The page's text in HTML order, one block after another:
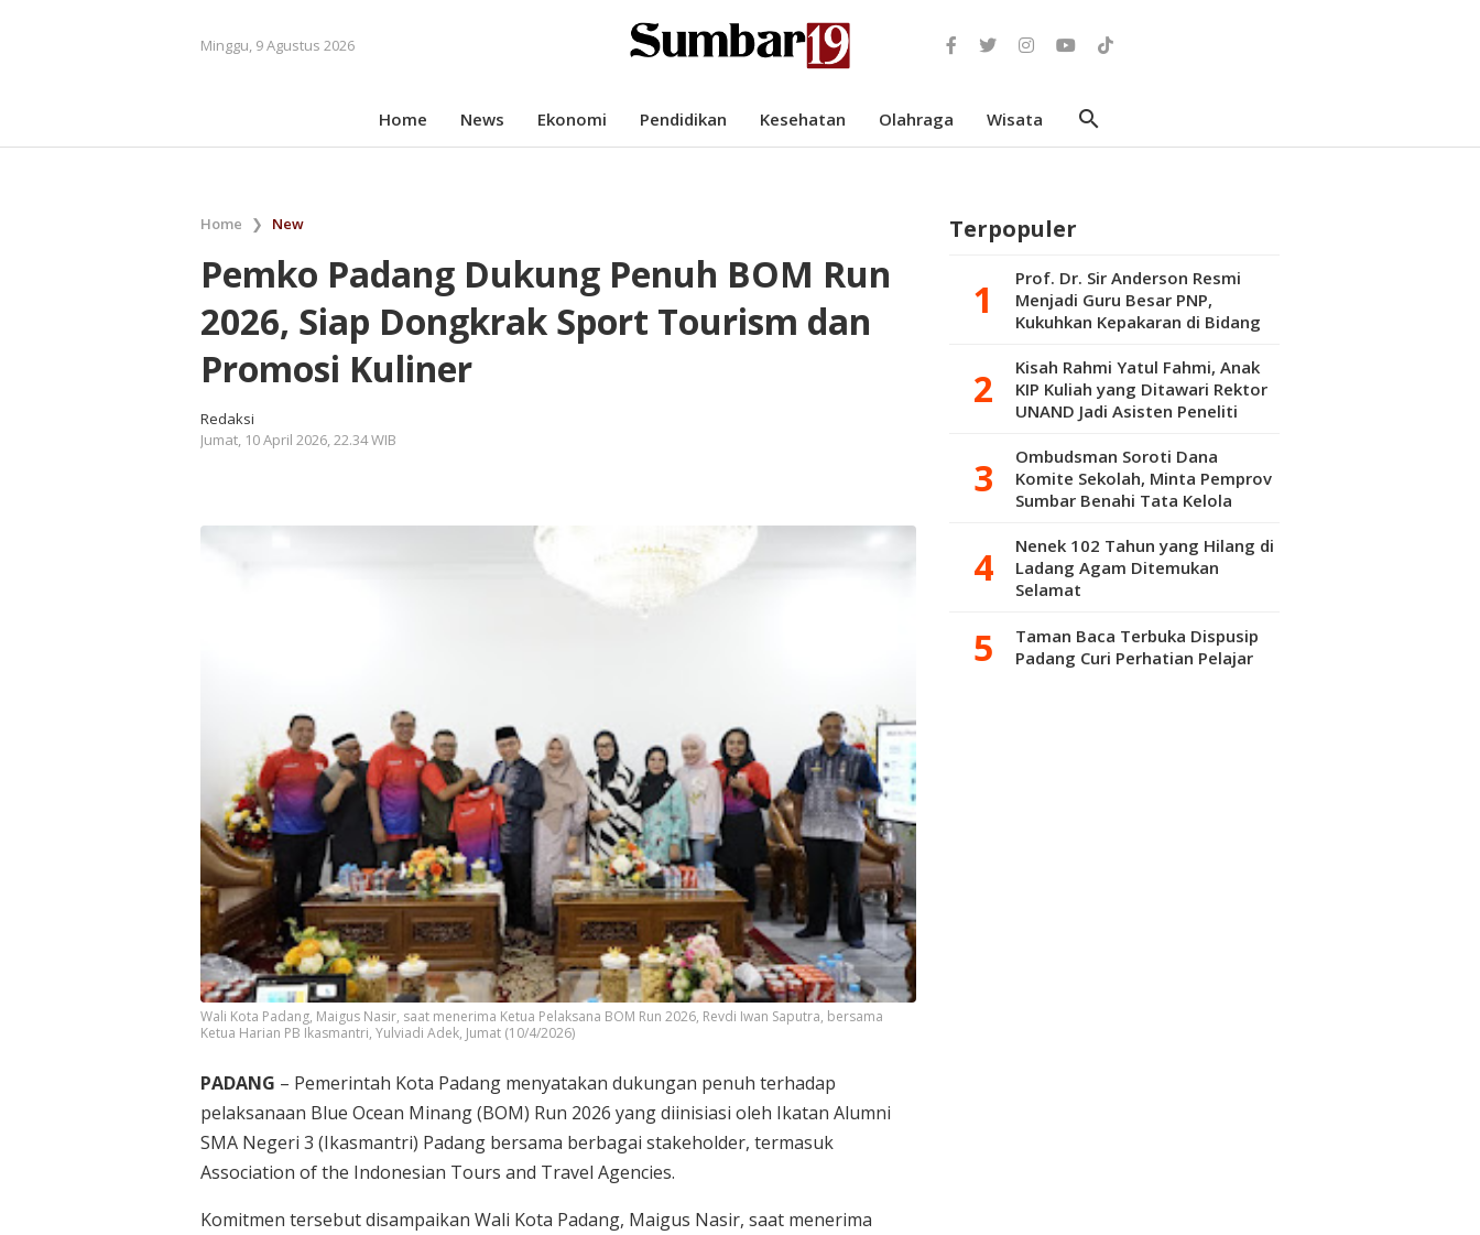
Minggu, 9 Agustus 2026
Home News Ekonomi Pendidikan Kesehatan Olahraga Wisata search
Home ❯ New
Pemko Padang Dukung Penuh BOM Run
2026, Siap Dongkrak Sport Tourism dan
Promosi Kuliner
Redaksi
Jumat, 10 April 2026, 22.34 WIB
Wali Kota Padang, Maigus Nasir, saat menerima Ketua Pelaksana BOM Run 2026, Revdi Iwan Saputra, bersama
Ketua Harian PB Ikasmantri, Yulviadi Adek, Jumat (10/4/2026)
PADANG – Pemerintah Kota Padang menyatakan dukungan penuh terhadap
pelaksanaan Blue Ocean Minang (BOM) Run 2026 yang diinisiasi oleh Ikatan Alumni
SMA Negeri 3 (Ikasmantri) Padang bersama berbagai stakeholder, termasuk
Association of the Indonesian Tours and Travel Agencies.
Komitmen tersebut disampaikan Wali Kota Padang, Maigus Nasir, saat menerima
Terpopuler
Prof. Dr. Sir Anderson Resmi
Menjadi Guru Besar PNP,
Kukuhkan Kepakaran di Bidang
Kisah Rahmi Yatul Fahmi, Anak
KIP Kuliah yang Ditawari Rektor
UNAND Jadi Asisten Peneliti
Ombudsman Soroti Dana
Komite Sekolah, Minta Pemprov
Sumbar Benahi Tata Kelola
Nenek 102 Tahun yang Hilang di
Ladang Agam Ditemukan
Selamat
Taman Baca Terbuka Dispusip
Padang Curi Perhatian Pelajar